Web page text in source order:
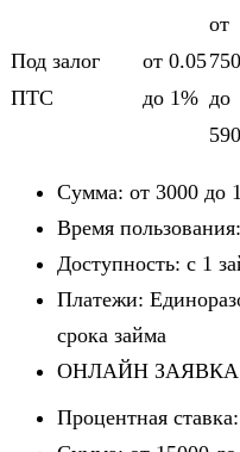
Под залог
ПТС
от 0.05
до 1%
от
до
Сумма: от 3000 до
Время
Доступность: c 1
Платежи:
срока займа
ОНЛАЙН ЗАЯВКА
Процентная